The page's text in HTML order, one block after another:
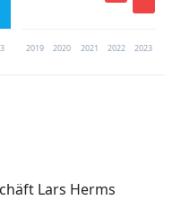
2019 2020 2021 2022 2023
Lars Herms